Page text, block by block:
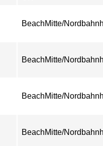
BeachMitte/
BeachMitte/
BeachMitte/
BeachMitte/